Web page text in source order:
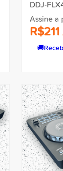
DDJ-
Assine a
R$211
🚚